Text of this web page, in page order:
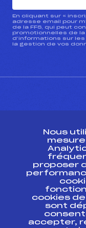
En cliquant sur «
adresse email pour
de la FFS, qui peut
promotionnelles de la
d’informations sur
la gestion de vos
Ressources
Pass’Neige
Projet
Projet de
Antidopage
Pôle
Scientifique
Nous
mesure
proposer
cookies
sont
accepter,